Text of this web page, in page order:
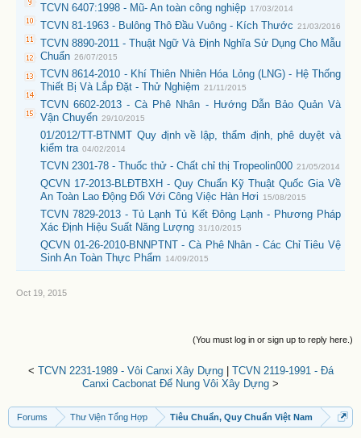
TCVN 6407:1998 - Mũ- An toàn công nghiệp 17/03/2014
TCVN 81-1963 - Bulông Thô Đầu Vuông - Kích Thước 21/03/2016
TCVN 8890-2011 - Thuật Ngữ Và Định Nghĩa Sử Dụng Cho Mẫu
Chuẩn 26/07/2015
TCVN 8614-2010 - Khí Thiên Nhiên Hóa Lỏng (LNG) - Hệ Thống
Thiết Bị Và Lắp Đặt - Thử Nghiệm 21/11/2015
TCVN 6602-2013 - Cà Phê Nhân - Hướng Dẫn Bảo Quản Và
Vận Chuyển 29/10/2015
01/2012/TT-BTNMT Quy định về lập, thẩm định, phê duyệt và
kiểm tra 04/02/2014
TCVN 2301-78 - Thuốc thử - Chất chỉ thị Tropeolin000 21/05/2014
QCVN 17-2013-BLĐTBXH - Quy Chuẩn Kỹ Thuật Quốc Gia Về
An Toàn Lao Động Đối Với Công Việc Hàn Hơi
15/08/2015
TCVN 7829-2013 - Tủ Lạnh Tủ Kết Đông Lạnh - Phương Pháp
Xác Định Hiệu Suất Năng Lượng 31/10/2015
QCVN 01-26-2010-BNNPTNT - Cà Phê Nhân - Các Chỉ Tiêu Vệ
Sinh An Toàn Thực Phẩm
14/09/2015
Oct 19, 2015
(You must log in or sign up to reply here.)
< TCVN 2231-1989 - Vôi Canxi Xây Dựng| TCVN 2119-1991 - Đá
Canxi Cacbonat Để Nung Vôi Xây Dựng >
Forums Thư Viện Tổng Hợp Tiêu Chuẩn, Quy Chuẩn Việt Nam